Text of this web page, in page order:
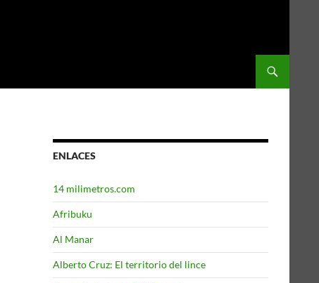
ENLACES
14 milimetros.com
Afribuku
Al Manar
Alberto Cruz: El territorio del lince